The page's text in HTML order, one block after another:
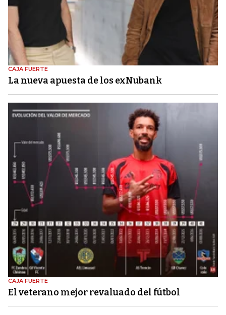
CAJA FUERTE
La nueva apuesta de los exNubank
CAJA FUERTE
El veterano mejor revaluado del fútbol